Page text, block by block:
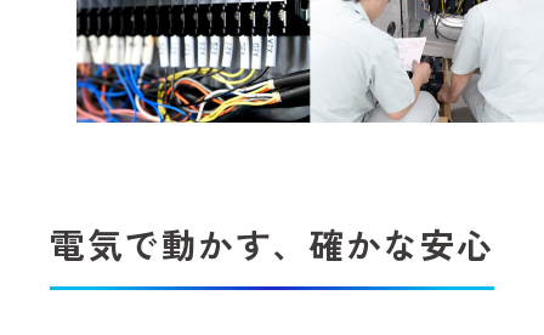
電気で動かす、確かな安心